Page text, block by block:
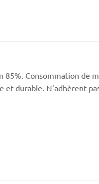
85%. Consommation de
durable. N’adhèrent